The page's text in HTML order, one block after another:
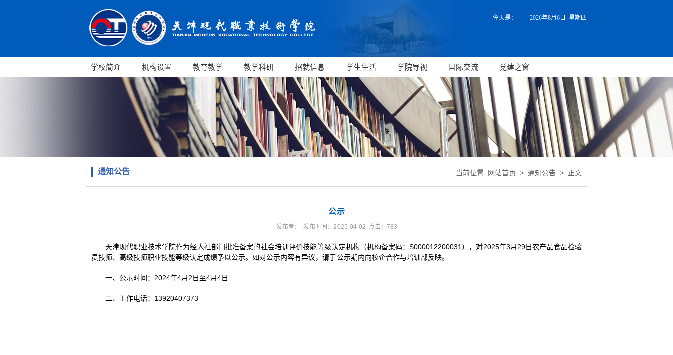
今天是：
2026年8月6日 星期四
.
学校简介 机构设置 教育教学 教学科研 招就信息 学生生活 学院导视 国际交流 党建之窗
通知公告 当前位置: 网站首页 > 通知公告 > 正文
公示
发布者： 发布时间：2025-04-02 点击： 783
天津现代职业技术学院作为经人社部门批准备案的社会培训评价技能等级认定机构（机构备案码：S000012200031），对2025年3月29日农产品食品检验
员技师、高级技师职业技能等级认定成绩予以公示。如对公示内容有异议，请于公示期内向校企合作与培训部反映。
一、公示时间：2024年4月2日至4月4日
二、工作电话：13920407373